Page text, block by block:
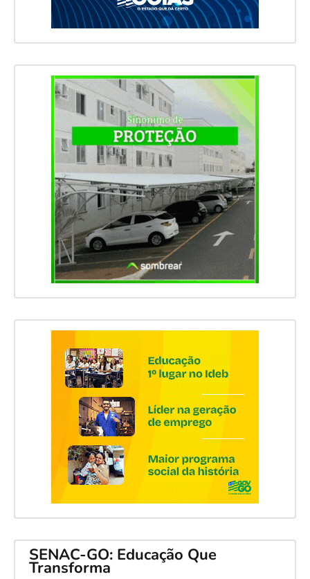
SENAC-GO: Educação Que
Transforma